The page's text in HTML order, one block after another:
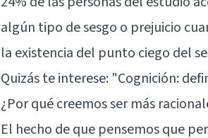
algún tipo de sesgo o prejuicio
la existencia del punto ciego del
Quizás te interese: "Cognición:
¿Por qué creemos ser más
El hecho de que pensemos que